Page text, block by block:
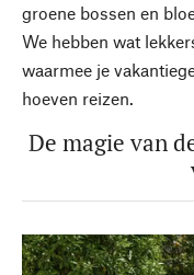
groene bossen en
We hebben wat
waarmee je
hoeven reizen.
De magie van